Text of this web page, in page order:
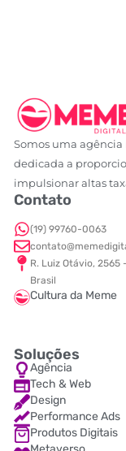
Somos uma
dedicada a
impulsionar altas
Contato
(19) 99760-0063
R. Luiz Otávio, 2565
Brasil
Cultura da Meme
Soluções
Agência
Tech & Web
Design
Performance Ads
Produtos Digitais